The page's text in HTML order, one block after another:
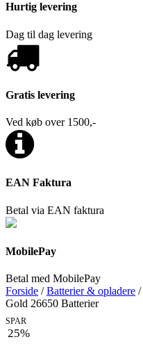
Hurtig levering
Dag til dag levering
Gratis levering
Ved køb over 1500,-
EAN Faktura
Betal via EAN faktura
MobilePay
Betal med MobilePay
Forside /Batterier & opladere /
Gold 26650 Batterier
SPAR
25%